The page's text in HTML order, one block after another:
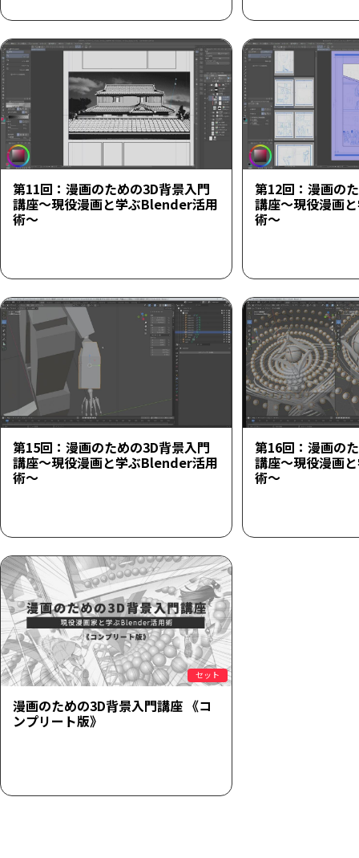
第11回：漫画のための3D背景入門
講座～現役漫画と学ぶBlender活用
術～
第12回：漫画の
講座～現役漫画
術～
第15回：漫画のための3D背景入門
講座～現役漫画と学ぶBlender活用
術～
第16回：漫画の
講座～現役漫画
術～
セット
漫画のための3D背景入門講座 《コ
ンプリート版》